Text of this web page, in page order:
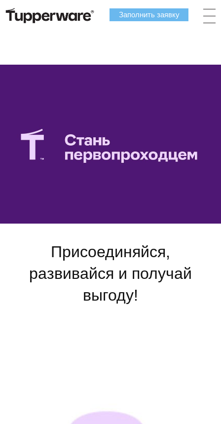
Заполнить заявку
Присоединяйся,
развивайся и получай
выгоду!